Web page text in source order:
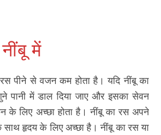
में
पीने से वजन कम होता है। यदि नींबू का
पानी में डाल दिया जाए और इसका सेवन
के लिए अच्छा होता है। नींबू का रस अपने
के साथ हृदय के लिए अच्छा है। नींबू का रस या